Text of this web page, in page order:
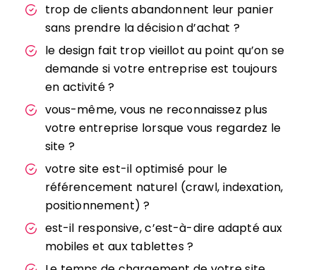
trop de clients abandonnent leur panier
sans prendre la décision d’achat ?
le design fait trop vieillot au point qu’on se
demande si votre entreprise est toujours
en activité ?
vous-même, vous ne reconnaissez plus
votre entreprise lorsque vous regardez le
site ?
votre site est-il optimisé pour le
référencement naturel (crawl, indexation,
positionnement) ?
est-il responsive, c’est-à-dire adapté aux
mobiles et aux tablettes ?